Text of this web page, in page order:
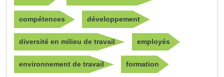
compétences développement
diversité en milieu de travail employés
environnement de travail formation